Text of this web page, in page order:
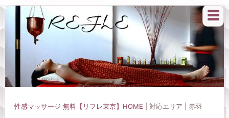
☰
性感マッサージ 無料【リフレ東京】HOME | 対応エリア | 赤羽